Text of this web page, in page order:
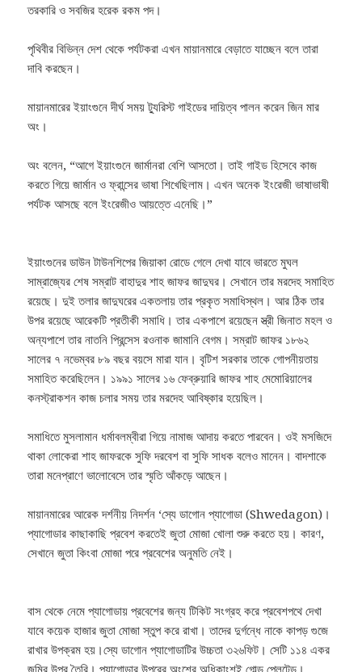
তরকারি ও সবজির হরেক রকম পদ।
পৃথিবীর বিভিন্ন দেশ থেকে পর্যটকরা এখন মায়ানমারে বেড়াতে যাচ্ছেন বলে তারা
দাবি করছেন।
মায়ানমারের ইয়াংগুনে দীর্ঘ সময় ট্যুরিস্ট গাইডের দায়িত্ব পালন করেন জিন মার
অং।
অং বলেন, “আগে ইয়াংগুনে জার্মানরা বেশি আসতো। তাই গাইড হিসেবে কাজ
করতে গিয়ে জার্মান ও ফ্রান্সের ভাষা শিখেছিলাম। এখন অনেক ইংরেজী ভাষাভাষী
পর্যটক আসছে বলে ইংরেজীও আয়ত্তে এনেছি।”
ইয়াংগুনের ডাউন টাউনশিপের জিয়াকা রোডে গেলে দেখা যাবে ভারতে মুঘল
সাম্রাজ্যের শেষ সম্রাট বাহাদুর শাহ জাফর জাদুঘর। সেখানে তার মরদেহ সমাহিত
রয়েছে। দুই তলার জাদুঘরের একতলায় তার প্রকৃত সমাধিস্থল। আর ঠিক তার
উপর রয়েছে আরেকটি প্রতীকী সমাধি। তার একপাশে রয়েছেন স্ত্রী জিনাত মহল ও
অন্যপাশে তার নাতনি প্রিন্সেস রওনাক জামানি বেগম।সম্রাট জাফর ১৮৬২
সালের ৭ নভেম্বর ৮৯ বছর বয়সে মারা যান। বৃটিশ সরকার তাকে গোপনীয়তায়
সমাহিত করেছিলেন। ১৯৯১ সালের ১৬ ফেব্রুয়ারি জাফর শাহ মেমোরিয়ালের
কনস্ট্রাকশন কাজ চলার সময় তার মরদেহ আবিষ্কার হয়েছিল।
সমাধিতে মুসলামান ধর্মাবলম্বীরা গিয়ে নামাজ আদায় করতে পারবেন। ওই মসজিদে
থাকা লোকেরা শাহ জাফরকে সুফি দরবেশ বা সুফি সাধক বলেও মানেন। বাদশাকে
তারা মনেপ্রাণে ভালোবেসে তার স্মৃতি আঁকড়ে আছেন।
মায়ানমারের আরেক দর্শনীয় নিদর্শন ‘স্যে ডাগোন প্যাগোডা (Shwedagon)।
প্যাগোডার কাছাকাছি প্রবেশ করতেই জুতা মোজা খোলা শুরু করতে হয়। কারণ,
সেখানে জুতা কিংবা মোজা পরে প্রবেশের অনুমতি নেই।
বাস থেকে নেমে প্যাগোডায় প্রবেশের জন্য টিকিট সংগ্রহ করে প্রবেশপথে দেখা
যাবে কয়েক হাজার জুতা মোজা স্তুপ করে রাখা। তাদের দুর্গন্ধে নাকে কাপড় গুজে
রাখার উপক্রম হয়।স্যে ডাগোন প্যাগোডাটির উচ্চতা ৩২৬ফিট। সেটি ১১৪ একর